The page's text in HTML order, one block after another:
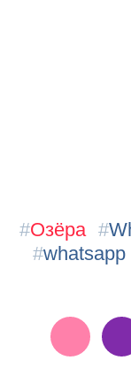
#Озёра #
#whatsapp